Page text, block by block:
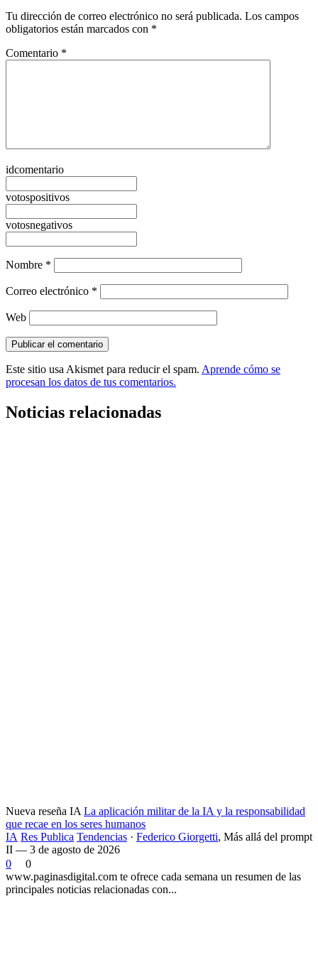
Tu dirección de correo electrónico no será publicada. Los campos
obligatorios están marcados con *
Comentario *
idcomentario
votospositivos
votosnegativos
Nombre *
Correo electrónico *
Web
Este sitio usa Akismet para reducir el spam. Aprende cómo se
procesan los datos de tus comentarios.
Noticias relacionadas
Nueva reseña IA La aplicación militar de la IA y la responsabilidad
que recae en los seres humanos
IA Res Publica Tendencias · Federico Giorgetti, Más allá del prompt
II — 3 de agosto de 2026
0
0
www.paginasdigital.com te ofrece cada semana un resumen de las
principales noticias relacionadas con...